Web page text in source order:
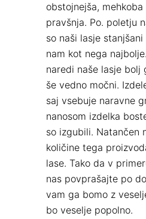
obstojnejša,
pravšnja. Po. poletju
so naši lasje
nam kot nega
naredi naše lasje bolj
še vedno močni.
saj vsebuje naravne
nanosom izdelka
so izgubili. Natančen
količine tega
lase. Tako da v
nas povprašajte po
vam ga bomo z
bo veselje popolno.